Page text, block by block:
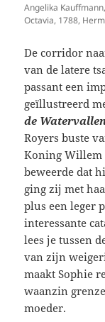
Angelika
Octavia, 1788,
De corridor
van de latere
passant een
geïllustreerd
de
Royers buste
Koning Willem
beweerde dat
ging zij met
plus een leger
interessante
lees je tussen
van zijn
maakt Sophie
waanzin
moeder.